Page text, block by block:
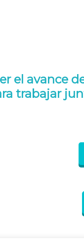
el avance
trabajar